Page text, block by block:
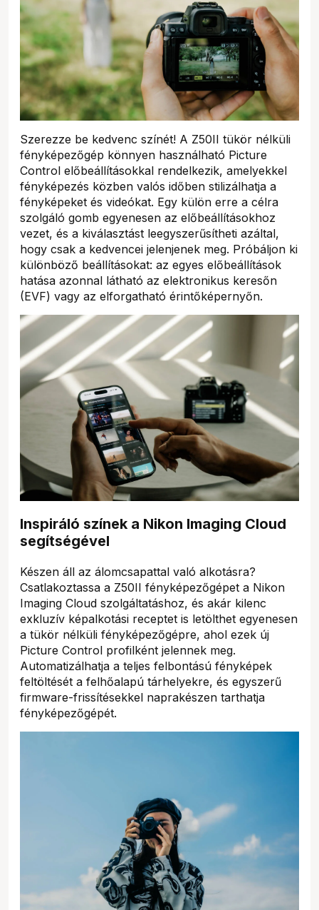
Szerezze be kedvenc színét! A Z50II tükör nélküli
fényképezőgép könnyen használható Picture
Control előbeállításokkal rendelkezik, amelyekkel
fényképezés közben valós időben stilizálhatja a
fényképeket és videókat. Egy külön erre a célra
szolgáló gomb egyenesen az előbeállításokhoz
vezet, és a kiválasztást leegyszerűsítheti azáltal,
hogy csak a kedvencei jelenjenek meg. Próbáljon ki
különböző beállításokat: az egyes előbeállítások
hatása azonnal látható az elektronikus keresőn
(EVF) vagy az elforgatható érintőképernyőn.
Inspiráló színek a Nikon Imaging Cloud
segítségével
Készen áll az álomcsapattal való alkotásra?
Csatlakoztassa a Z50II fényképezőgépet a Nikon
Imaging Cloud szolgáltatáshoz, és akár kilenc
exkluzív képalkotási receptet is letölthet egyenesen
a tükör nélküli fényképezőgépre, ahol ezek új
Picture Control profilként jelennek meg.
Automatizálhatja a teljes felbontású fényképek
feltöltését a felhőalapú tárhelyekre, és egyszerű
firmware-frissítésekkel naprakészen tarthatja
fényképezőgépét.